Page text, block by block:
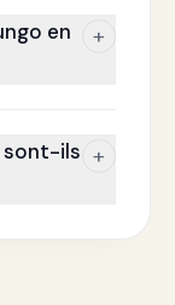
en
+
sont-ils +